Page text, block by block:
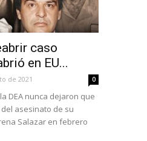
caso
en EU...
de 2021 0
DEA nunca dejaron que
asesinato de su
Salazar en febrero